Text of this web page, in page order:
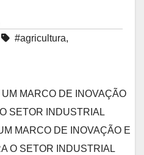
#agricultura,
MARCO DE INOVAÇÃO E
O SETOR INDUSTRIAL